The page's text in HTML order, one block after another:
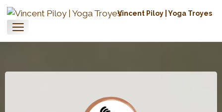
Vincent Piloy | Yoga Troyes